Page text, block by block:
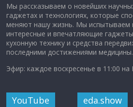
Мы рассказываем о новейших
гаджетах и технологиях, которые
меняют нашу жизнь. Мы испытываем
интересные и впечатляющие
кухонную технику и средства
последними достижениями медицины.
Эфир: каждое воскресенье в 11:00 на
YouTube eda.show